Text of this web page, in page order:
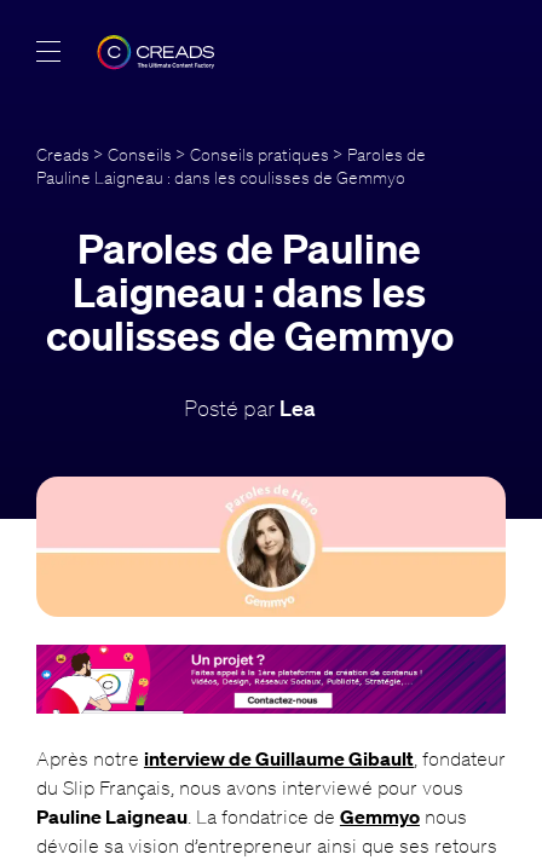
Offres
À propos
Guide
Creads > Conseils > Conseils pratiques > Paroles de
Pauline Laigneau : dans les coulisses de Gemmyo
Paroles de Pauline
Laigneau : dans les
coulisses de Gemmyo
Posté par Lea
Après notre interview de Guillaume Gibault, fondateur
du Slip Français, nous avons interviewé pour vous
Pauline Laigneau. La fondatrice de Gemmyonous
dévoile sa vision d’entrepreneur ainsi que ses retours